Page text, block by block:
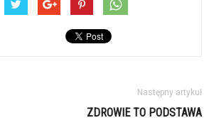
Następny artykuł
ZDROWIE TO PODSTAWA